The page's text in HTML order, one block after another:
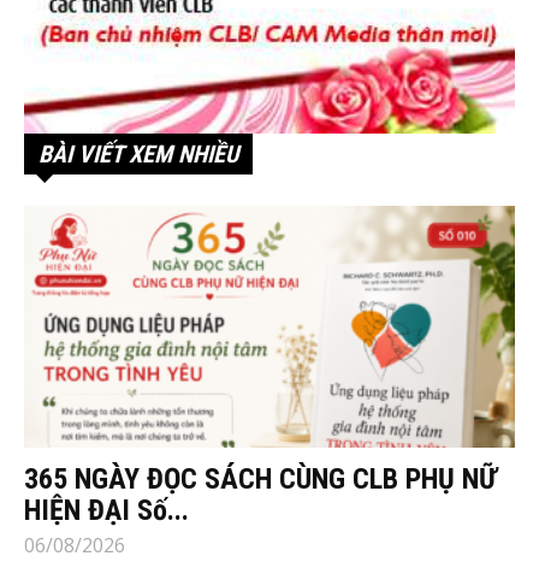
BÀI VIẾT XEM NHIỀU
365 NGÀY ĐỌC SÁCH CÙNG CLB PHỤ NỮ
HIỆN ĐẠI Số...
06/08/2026